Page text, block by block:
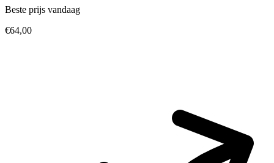
Beste prijs vandaag
€64,00